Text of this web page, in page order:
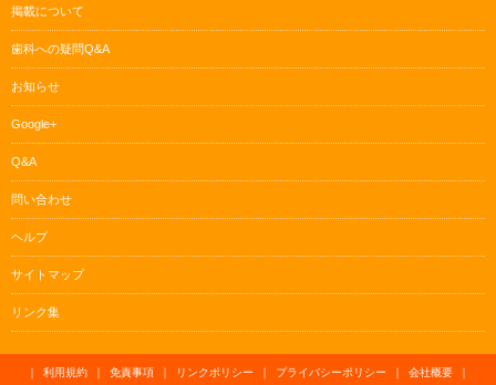
掲載について
歯科への疑問Q&A
お知らせ
Google+
Q&A
問い合わせ
ヘルプ
サイトマップ
リンク集
｜ 利用規約 ｜ 免責事項 ｜ リンクポリシー ｜ プライバシーポリシー ｜ 会社概要
｜